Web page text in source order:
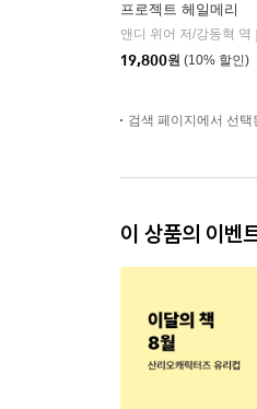
프로젝트 헤일메리
앤디 위어 저/강동혁 역
19,800원 (10% 할인)
검색 페이지에서 선
이 상품의 이벤